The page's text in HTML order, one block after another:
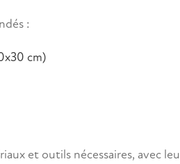
:
cm)
et outils nécessaires, avec